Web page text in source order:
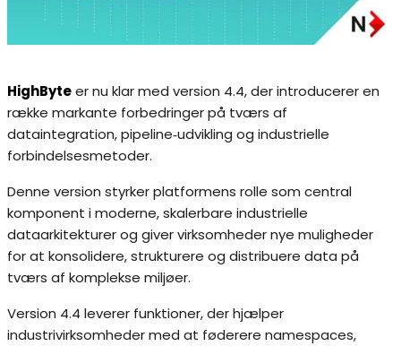
HighByteer nu klar med version 4.4, der introducerer en
række markante forbedringer på tværs af
dataintegration, pipeline‑udvikling og industrielle
forbindelsesmetoder.
Denne version styrker platformens rolle som central
komponent i moderne, skalerbare industrielle
dataarkitekturer og giver virksomheder nye muligheder
for at konsolidere, strukturere og distribuere data på
tværs af komplekse miljøer.
Version 4.4 leverer funktioner, der hjælper
industrivirksomheder med at føderere namespaces,